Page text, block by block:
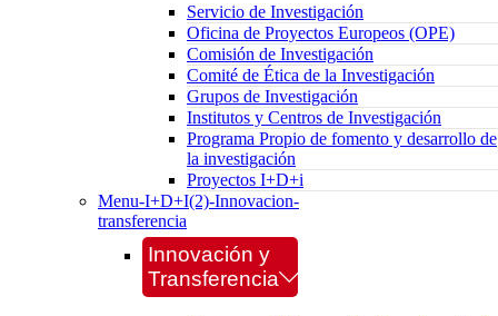
Servicio de Investigación
Oficina de Proyectos Europeos (OPE)
Comisión de Investigación
Comité de Ética de la Investigación
Grupos de Investigación
Institutos y Centros de Investigación
Programa Propio de fomento y desarrollo de
la investigación
Proyectos I+D+i
Menu-I+D+I(2)-Innovacion-
transferencia
Innovación y
Transferencia